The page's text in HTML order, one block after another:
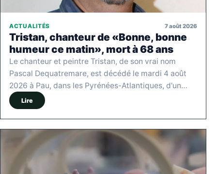
ACTUALITÉS 7 août 2026
Tristan, chanteur de «Bonne, bonne
humeur ce matin», mort à 68 ans
Le chanteur et peintre Tristan, de son vrai nom
Pascal Dequatremare, est décédé le mardi 4 août
2026 à Pau, dans les Pyrénées-Atlantiques, d'un…
Lire